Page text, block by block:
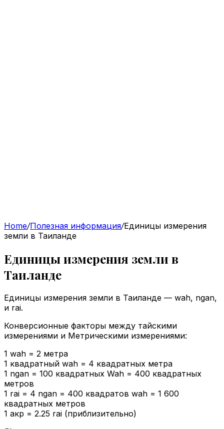
Home/Полезная информация/Единицы измерения
земли в Таиланде
Единицы измерения земли в
Таиланде
Единицы измерения земли в Таиланде — wah, ngan,
и rai.
Конверсионные факторы между тайскими
измерениями и Метрическими измерениями:
1 wah = 2 метра
1 квадратный wah = 4 квадратных метра
1 ngan = 100 квадратных Wah = 400 квадратных
метров
1 rai = 4 ngan = 400 квадратов wah = 1 600
квадратных метров
1 акр = 2.25 rai (приблизительно)